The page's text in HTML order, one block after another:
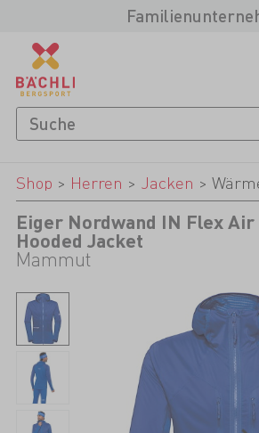
Shop > Herren > Jacken >
Eiger Nordwand IN Flex
Hooded Jacket
Mammut